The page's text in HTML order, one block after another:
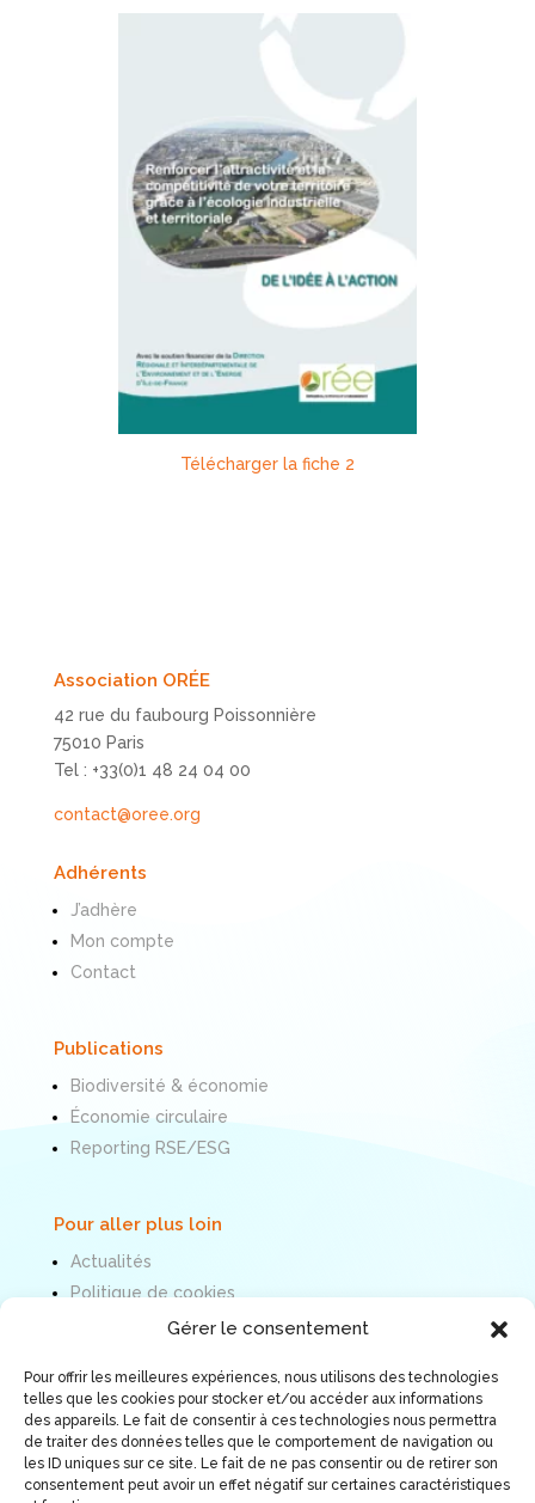
Gérer le consentement
Pour offrir les meilleures expériences, nous utilisons des technologies
telles que les cookies pour stocker et/ou accéder aux informations
des appareils. Le fait de consentir à ces technologies nous permettra
de traiter des données telles que le comportement de navigation ou
les ID uniques sur ce site. Le fait de ne pas consentir ou de retirer son
consentement peut avoir un effet négatif sur certaines caractéristiques
Télécharger la fiche 2
Association ORÉE
42 rue du faubourg Poissonnière
75010 Paris
Tel : +33(0)1 48 24 04 00
contact@oree.org
Adhérents
J’adhère
Mon compte
Contact
Publications
Biodiversité & économie
Économie circulaire
Reporting RSE/ESG
Pour aller plus loin
Actualités
Politique de cookies
Mentions légales
Nous suivre